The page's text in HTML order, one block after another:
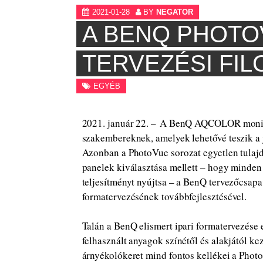
2021-01-28 BY NEGATOR
A BENQ
TERVEZÉSI
EGYÉB
2021. január 22. – A BenQ AQCOLOR
szakembereknek, amelyek lehetővé teszik
Azonban a PhotoVue sorozat egyetlen
panelek kiválasztása mellett – hogy
teljesítményt nyújtsa – a BenQ
formatervezésének továbbfejlesztésével.
Talán a BenQ elismert ipari
felhasznált anyagok színétől és alakjától
árnyékolókeret mind fontos kellékei a